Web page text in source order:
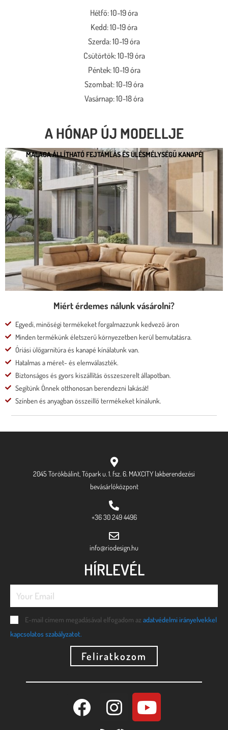
Hétfő: 10-19 óra
Kedd: 10-19 óra
Szerda: 10-19 óra
Csütörtök: 10-19 óra
Péntek: 10-19 óra
Szombat: 10-19 óra
Vasárnap: 10-18 óra
A HÓNAP ÚJ MODELLJE
MALAGA ÁLLÍTHATÓ FEJTÁMLÁS ÉS ÜLÉSMÉLYSÉGŰ KANAPÉ
MALAGA ÁLLÍTHATÓ FEJTÁMLÁS ÉS
ÜLÉSMÉLYSÉGŰ KANAPÉ
* kedvező ár
* moduláris rendszer
* motoros állíthatóság
Megnézem
Miért érdemes nálunk vásárolni?
Egyedi, minőségi termékeket forgalmazzunk kedvező áron
Minden termékünk életszerű környezetben kerül bemutatásra.
Óriási ülőgarnitúra és kanapé kínálatunk van.
Hatalmas a méret- és elemválaszték.
Biztonságos és gyors kiszállítás összeszerelt állapotban.
Segítünk Önnek otthonosan berendezni lakását!
Színben és anyagban összeillő termékeket kínálunk.
2045 Törökbálint, Tópark u. 1. fsz. 6. MAXCITY lakberendezési
bevásárlóközpont
+36 30 249 4496
info@riodesign.hu
HÍRLEVÉL
E-mail címem megadásával elfogadom az adatvédelmi irányelvekkel
kapcsolatos szabályzatot.
Feliratkozom